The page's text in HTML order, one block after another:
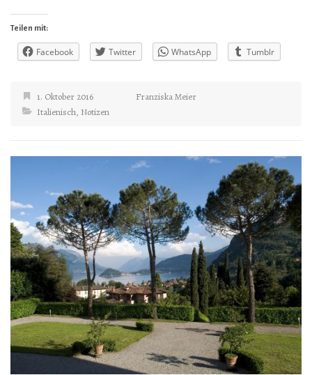
Teilen mit:
Facebook Twitter WhatsApp Tumblr
1. Oktober 2016
Franziska Meier
Italienisch, Notizen